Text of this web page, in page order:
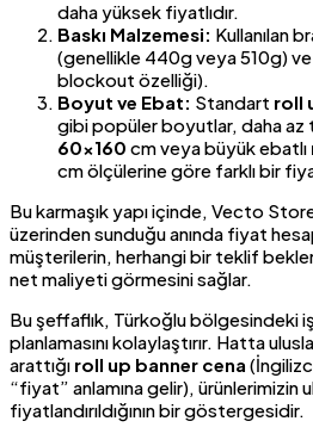
daha yüksek fiyatlıdır.
Baskı Malzemesi: Kullanılan
(genellikle 440g veya 510g)
blockout özelliği).
Boyut ve Ebat: Standart roll
gibi popüler boyutlar, daha az
60×160 cm veya büyük ebatlı
cm ölçülerine göre farklı bir
Bu karmaşık yapı içinde, Vecto
üzerinden sunduğu anında fiyat
müşterilerin, herhangi bir teklif
net maliyeti görmesini sağlar.
Bu şeffaflık, Türkoğlu bölgesindeki
planlamasını kolaylaştırır. Hatta
arattığı roll up banner cena
“fiyat” anlamına gelir), ürünlerimizin
fiyatlandırıldığının bir göstergesidir.